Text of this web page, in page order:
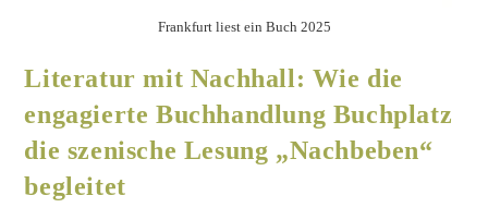
Frankfurt liest ein Buch 2025
Literatur mit Nachhall: Wie die
engagierte Buchhandlung Buchplatz
die szenische Lesung „Nachbeben“
begleitet